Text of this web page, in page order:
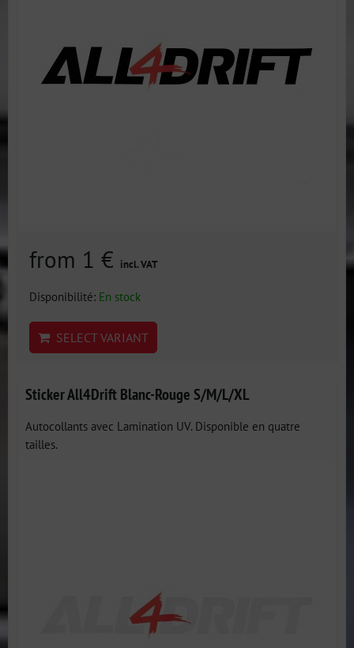
from 1 € incl. VAT
Disponibilité: En stock
SELECT VARIANT
Sticker All4Drift Blanc-Rouge S/M/L/XL
Autocollants avec Lamination UV. Disponible en quatre
tailles.